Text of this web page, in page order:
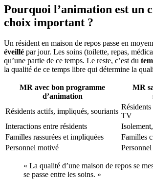
Pourquoi l’animation est un
choix important ?
Un résident en maison de repos passe en
éveillé par jour. Les soins (toilette, repas,
qu’une partie de ce temps. Le reste, c’est du
la qualité de ce temps libre qui détermine la
MR avec bon programme
d’animation
MR
Résidents actifs, impliqués, souriants
Résidents
TV
Interactions entre résidents
Familles rassurées et impliquées
Familles
Personnel motivé
« La qualité d’une maison de repos se
se passe entre les soins. »